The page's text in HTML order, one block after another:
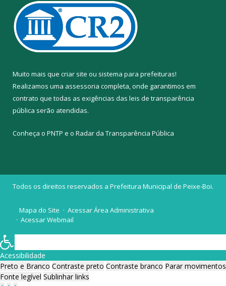
Muito mais que criar site ou sistema para prefeituras!
Realizamos uma assessoria completa, onde garantimos em
contrato que todas as exigências das leis de transparência
pública serão atendidas.
Conheça o PNTP e o Radar da Transparência Pública
Todos os direitos reservados a Prefeitura Municipal de Peixe-Boi.
Mapa do Site
Acessar Área Administrativa
Acessar Webmail
Acessibilidade
Preto e Branco Contraste preto Contraste branco Parar movimentos
Fonte legível Sublinhar links